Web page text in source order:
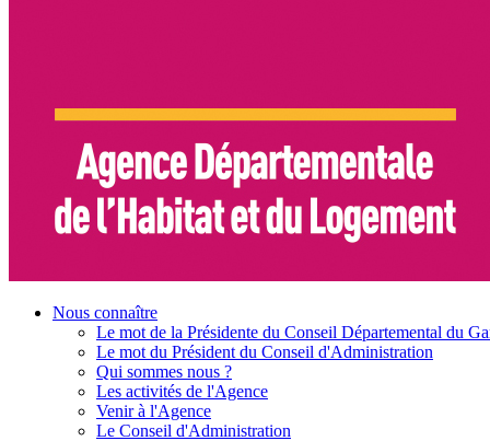
Nous connaître
Le mot de la Présidente du Conseil Départemental du
Le mot du Président du Conseil d'Administration
Qui sommes nous ?
Les activités de l'Agence
Venir à l'Agence
Le Conseil d'Administration